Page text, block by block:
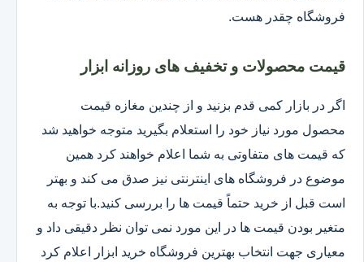
فروشگاه چقدر هست.
قیمت محصولات و تخفیف های روزانه ابزار
اگر در بازار کمی قدم بزنید و از چندین مغازه قیمت
محصول مورد نیاز خود را استعلام بگیرید متوجه خواهید شد
که قیمت های متفاوتی به شما اعلام خواهند کرد همین
موضوع در فروشگاه های اینترنتی نیز صدق می کند و بهتر
است قبل از خرید حتماً قیمت ها را بررسی کنید.با توجه به
متغیر بودن قیمت ها در این مورد نمی توان نظر دقیقی داد و
معیاری جهت انتخاب بهترین فروشگاه خرید ابزار اعلام کرد